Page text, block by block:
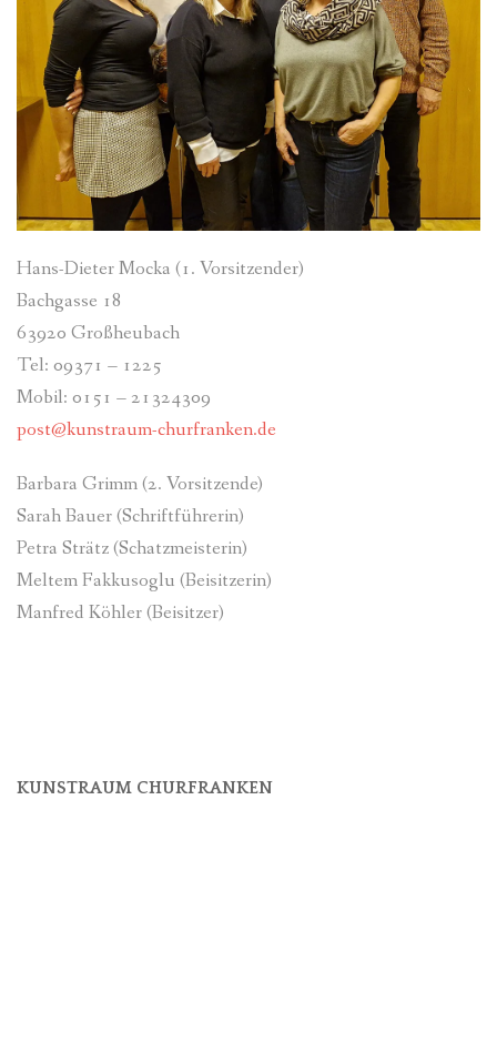
Hans-Dieter Mocka (1. Vorsitzender)
Bachgasse 18
63920 Großheubach
Tel: 09371 – 1225
Mobil: 0151 – 21324309
post@kunstraum-churfranken.de
Barbara Grimm (2. Vorsitzende)
Sarah Bauer (Schriftführerin)
Petra Strätz (Schatzmeisterin)
Meltem Fakkusoglu (Beisitzerin)
Manfred Köhler (Beisitzer)
KUNSTRAUM CHURFRANKEN